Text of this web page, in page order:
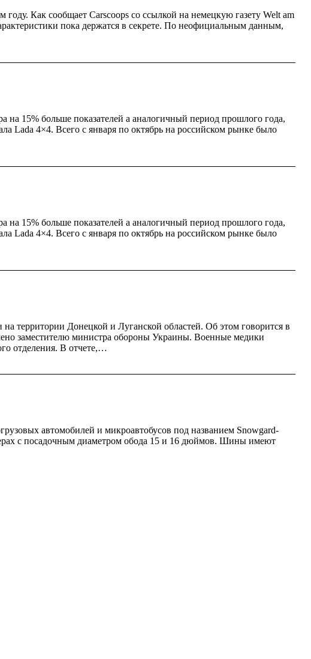
Как сообщает Carscoops со ссылкой на немецкую газету Welt am
пока держатся в секрете. По неофициальным данным,
15% больше показателей а аналогичный период прошлого года,
Lada 4×4. Всего с января по октябрь на российском рынке было
15% больше показателей а аналогичный период прошлого года,
Lada 4×4. Всего с января по октябрь на российском рынке было
территории Донецкой и Луганской областей. Об этом говорится в
заместителю министра обороны Украины. Военные медики
отделения. В отчете,…
автомобилей и микроавтобусов под названием Snowgard-
с посадочным диаметром обода 15 и 16 дюймов. Шины имеют